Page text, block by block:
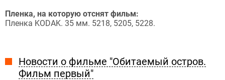
Пленка, на которую отснят фильм:
Пленка KODAK. 35 мм. 5218, 5205, 5228.
Новости о фильме "Обитаемый остров.
Фильм первый"